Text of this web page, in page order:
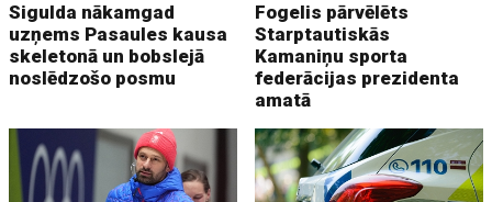
Sigulda nākamgad
uzņems Pasaules kausa
skeletonā un bobslejā
noslēdzošo posmu
Fogelis pārvēlēts
Starptautiskās
Kamaniņu sporta
federācijas prezidenta
amatā